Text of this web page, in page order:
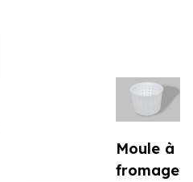
Moule à
fromage